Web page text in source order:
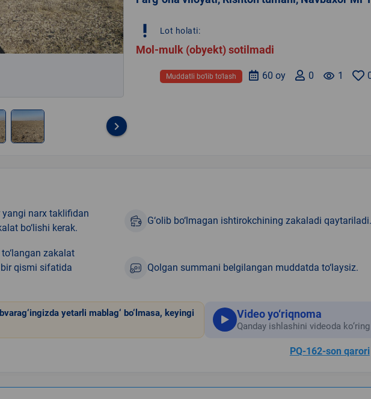
keyboard_arrow_right
priority_high Lot holati:
Mol-mulk (obyekt) sotilmadi
remove_red_eye 1
0
60 oy
Muddatli bo‘lib to‘lash
narx taklifidan
bo‘lishi kerak.
G‘olib bo‘lmagan ishtirokchining zakaladi qaytariladi.
to‘langan zakalat
qismi sifatida
Qolgan summani belgilangan muddatda to‘laysiz.
yetarli mablag‘ bo‘lmasa, keyingi
Video yo‘riqnoma
Qanday ishlashini videoda ko‘ring
PQ-162-son qarori